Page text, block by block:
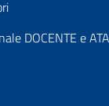
DOCENTE e ATA